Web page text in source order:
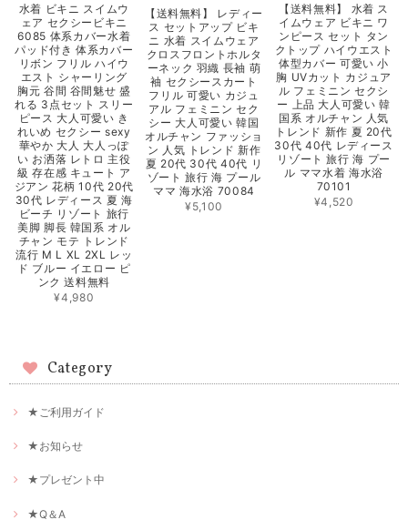
水着 ビキニ スイムウ
ェア セクシービキニ
6085 体系カバー水着
パッド付き 体系カバー
リボン フリル ハイウ
エスト シャーリング
胸元 谷間 谷間魅せ 盛
れる 3点セット スリー
ピース 大人可愛い き
れいめ セクシー sexy
華やか 大人 大人っぽ
い お洒落 レトロ 主役
級 存在感 キュート ア
ジアン 花柄 10代 20代
30代 レディース 夏 海
ビーチ リゾート 旅行
美脚 脚長 韓国系 オル
チャン モテ トレンド
流行 M L XL 2XL レッ
ド ブルー イエロー ピ
ンク 送料無料
¥4,980
【送料無料】 レディー
ス セットアップ ビキ
ニ 水着 スイムウェア
クロスフロントホルタ
ーネック 羽織 長袖 萌
袖 セクシースカート
フリル 可愛い カジュ
アル フェミニン セク
シー 大人可愛い 韓国
オルチャン ファッショ
ン 人気 トレンド 新作
夏 20代 30代 40代 リ
ゾート 旅行 海 プール
ママ 海水浴 70084
¥5,100
【送料無料】 水着 ス
イムウェア ビキニ ワ
ンピース セット タン
クトップ ハイウエスト
体型カバー 可愛い 小
胸 UVカット カジュア
ル フェミニン セクシ
ー 上品 大人可愛い 韓
国系 オルチャン 人気
トレンド 新作 夏 20代
30代 40代 レディース
リゾート 旅行 海 プー
ル ママ水着 海水浴
70101
¥4,520
Category
★ご利用ガイド
★お知らせ
★プレゼント中
★Q＆A